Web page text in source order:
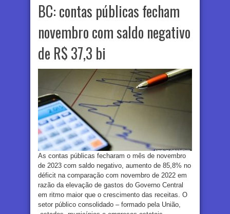
BC: contas públicas fecham
novembro com saldo negativo
de R$ 37,3 bi
As contas públicas fecharam o mês de novembro
de 2023 com saldo negativo, aumento de 85,8% no
déficit na comparação com novembro de 2022 em
razão da elevação de gastos do Governo Central
em ritmo maior que o crescimento das receitas. O
setor público consolidado – formado pela União,